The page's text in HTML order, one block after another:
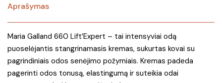
Aprašymas
Maria Galland 660 Lift’Expert – tai intensyviai odą
puoselėjantis stangrinamasis kremas, sukurtas kovai su
pagrindiniais odos senėjimo požymiais. Kremas padeda
pagerinti odos tonusą, elastingumą ir suteikia odai